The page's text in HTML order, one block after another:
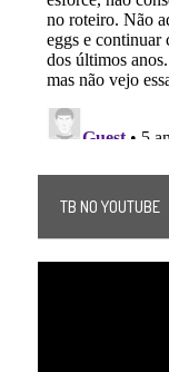
TB NO YOUTUBE